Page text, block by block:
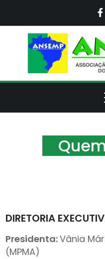
content
DIRETORIA
Presidenta:Vânia
(MPMA)